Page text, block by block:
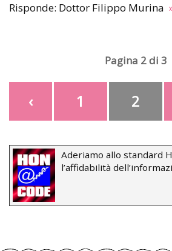
Risponde: Dottor Filippo Murina
Pagina 2 di 3
‹ 1 2
Aderiamo allo standard
l’affidabilità